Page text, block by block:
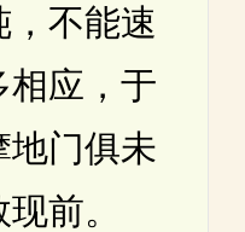
不能速
相应，于
地门俱未
前。